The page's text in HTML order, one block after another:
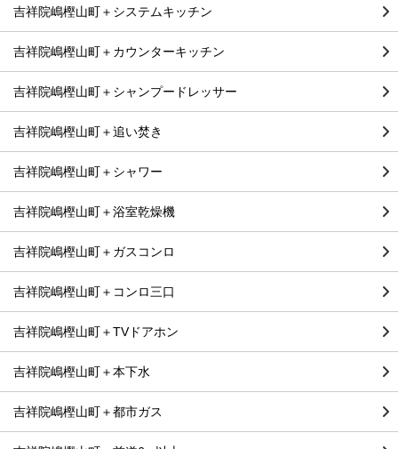
吉祥院嶋樫山町＋システムキッチン
吉祥院嶋樫山町＋カウンターキッチン
吉祥院嶋樫山町＋シャンプードレッサー
吉祥院嶋樫山町＋追い焚き
吉祥院嶋樫山町＋シャワー
吉祥院嶋樫山町＋浴室乾燥機
吉祥院嶋樫山町＋ガスコンロ
吉祥院嶋樫山町＋コンロ三口
吉祥院嶋樫山町＋TVドアホン
吉祥院嶋樫山町＋本下水
吉祥院嶋樫山町＋都市ガス